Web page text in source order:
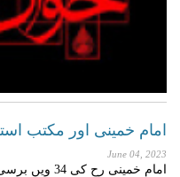
امام خمینی اور مکتب
June 04, 2023
امام خمینی